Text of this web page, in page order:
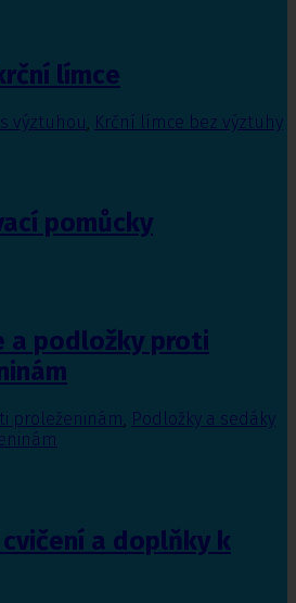
límce
výztuhou Krční límce bez výztuhy
pomůcky
a podložky proti
proleženinám, Podložky a sedáky
a doplňky k